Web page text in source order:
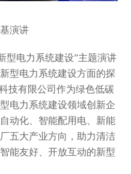
演讲
型电力系统建设”主题演讲
型电力系统建设方面的探
技有限公司作为绿色低碳
电力系统建设领域创新企
动化、智能配用电、新能
五大产业方向，助力清洁
能友好、开放互动的新型